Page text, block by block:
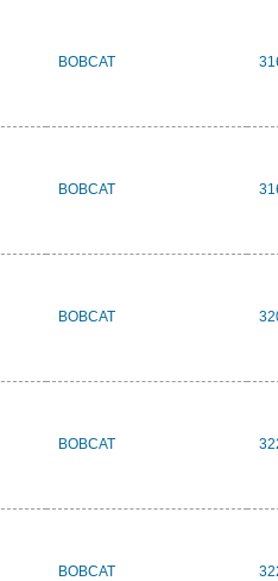
BOBCAT
BOBCAT
BOBCAT
BOBCAT
BOBCAT